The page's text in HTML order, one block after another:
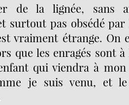
de la lignée, sans
surtout pas obsédé
vraiment étrange. On
que les enragés sont à
qui viendra à
je suis venu, et